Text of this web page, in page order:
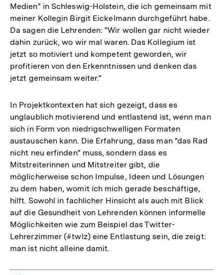
Medien" in Schleswig-Holstein, die ich gemeinsam mit
meiner Kollegin Birgit Eickelmann durchgeführt habe.
Da sagen die Lehrenden: "Wir wollen gar nicht wieder
dahin zurück, wo wir mal waren. Das Kollegium ist
jetzt so motiviert und kompetent geworden, wir
profitieren von den Erkenntnissen und denken das
jetzt gemeinsam weiter."
In Projektkontexten hat sich gezeigt, dass es
unglaublich motivierend und entlastend ist, wenn man
sich in Form von niedrigschwelligen Formaten
austauschen kann. Die Erfahrung, dass man "das Rad
nicht neu erfinden" muss, sondern dass es
Mitstreiterinnen und Mitstreiter gibt, die
möglicherweise schon Impulse, Ideen und Lösungen
zu dem haben, womit ich mich gerade beschäftige,
hilft. Sowohl in fachlicher Hinsicht als auch mit Blick
auf die Gesundheit von Lehrenden können informelle
Möglichkeiten wie zum Beispiel das Twitter-
Lehrerzimmer (#twlz) eine Entlastung sein, die zeigt:
man ist nicht alleine damit.